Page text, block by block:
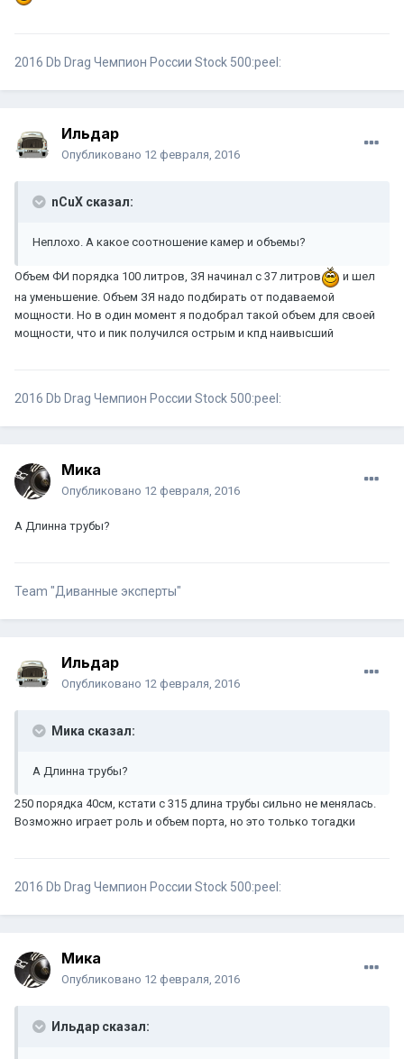
2016 Db Drag Чемпион России Stock 500:peel:
Ильдар
Опубликовано 12 февраля, 2016
nCuX сказал:
Неплохо. А какое соотношение камер и объемы?
Объем ФИ порядка 100 литров, ЗЯ начинал с 37 литров
и шел
на уменьшение. Объем ЗЯ надо подбирать от подаваемой
мощности. Но в один момент я подобрал такой объем для своей
мощности, что и пик получился острым и кпд наивысший
2016 Db Drag Чемпион России Stock 500:peel:
Мика
Опубликовано 12 февраля, 2016
А Длинна трубы?
Team "Диванные эксперты"
Ильдар
Опубликовано 12 февраля, 2016
Мика сказал:
А Длинна трубы?
250 порядка 40см, кстати с 315 длина трубы сильно не менялась.
Возможно играет роль и объем порта, но это только тогадки
2016 Db Drag Чемпион России Stock 500:peel:
Мика
Опубликовано 12 февраля, 2016
Ильдар сказал: